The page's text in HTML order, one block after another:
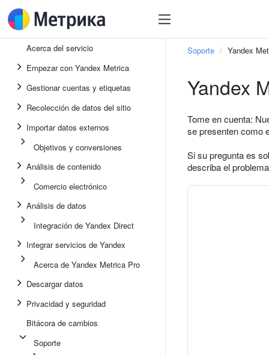
Acerca del servicio
Empezar con Yandex Metrica
Gestionar cuentas y etiquetas
Recolección de datos del sitio
Importar datos externos
Objetivos y conversiones
Análisis de contenido
Comercio electrónico
Análisis de datos
Integración de Yandex Direct
Integrar servicios de Yandex
Acerca de Yandex Metrica Pro
Descargar datos
Privacidad y seguridad
Bitácora de cambios
Soporte
Soporte Yandex
Yandex
Tome en cuenta:
se presenten como
Si su pregunta es
describa el